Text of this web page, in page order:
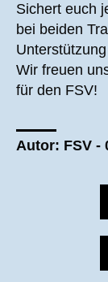
Sichert euch
bei beiden
Wir freuen
für den FSV!
Autor: FSV -